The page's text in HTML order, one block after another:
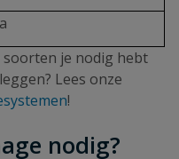
soorten je nodig hebt
Lees onze
!
nodig?